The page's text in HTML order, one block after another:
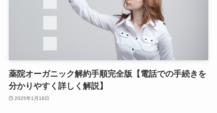
薬院オーガニック解約手順完全版【電話での手続きを
分かりやすく詳しく解説】
2025年1月18日